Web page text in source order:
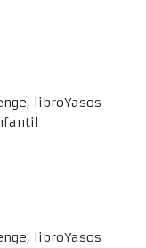
libroYasos
libroYasos